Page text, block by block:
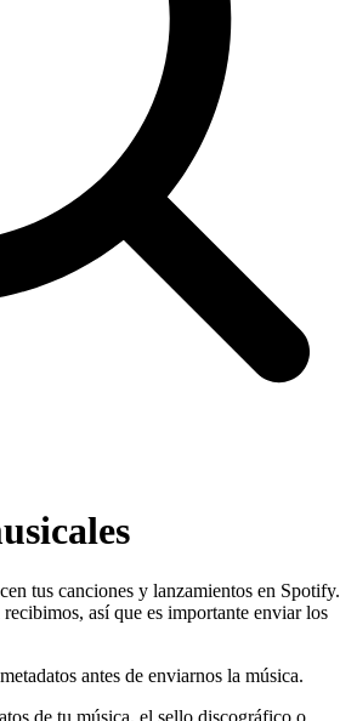
tus canciones y lanzamientos en Spotify.
así que es importante enviar los
antes de enviarnos la música.
de tu música, el sello discográfico o